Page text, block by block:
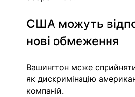
США можуть
нові обмеження
Вашингтон може
як дискримінацію
компаній.